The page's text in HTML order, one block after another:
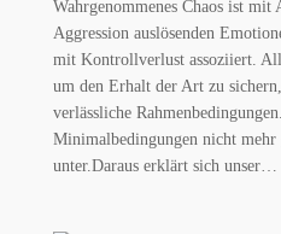
Wahrgenommenes Chaos ist
Aggression auslösenden
mit Kontrollverlust assoziiert.
um den Erhalt der Art zu
verlässliche
Minimalbedingungen nicht mehr
unter.Daraus erklärt sich unser…